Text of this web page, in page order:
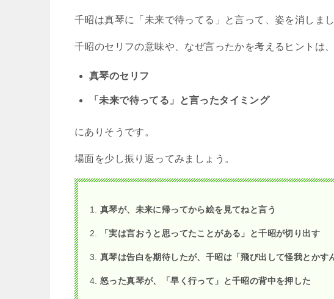
千昭は真琴に「未来で待ってる」と言って、姿を消しまし
千昭のセリフの意味や、なぜ言ったかを考えるヒントは、
真琴のセリフ
「未来で待ってる」と言ったタイミング
にありそうです。
場面を少し振り返ってみましょう。
真琴が、未来に帰ってから絵を見てねと言う
「実は言おうと思ってたことがある」と千昭が切り出す
真琴は告白を期待したが、千昭は「飛び出して怪我とかす
怒った真琴が、「早く行って」と千昭の背中を押した